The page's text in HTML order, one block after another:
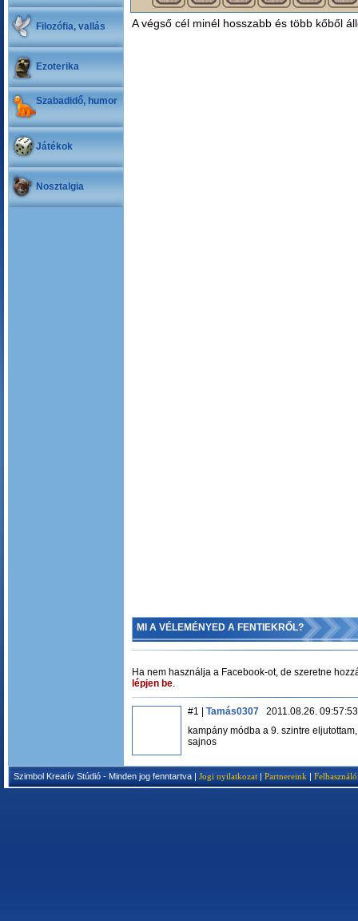
Filozófia, vallás
Ezoterika
Szabadidő, humor
Játékok
Nosztalgia
A végső cél minél hosszabb és több kőből
MI A VÉLEMÉNYED A FENTIEKRŐL?
Ha nem használja a Facebook-ot, de szeretne
lépjen be.
#1 | Tamás0307 2011.08.26. 09:57:53
kampány módba a 9. szintre
sajnos
Szimbol Kreatív Stúdió - Minden jog fenntartva | Jogi nyilatkozat | Partnereink |